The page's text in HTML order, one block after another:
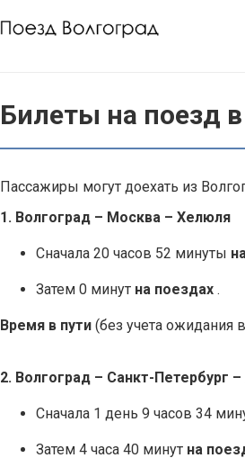
Билеты на поезд
Пассажиры могут доехать из
1. Волгоград – Москва – Хелюля
Сначала 20 часов 52 минуты
Затем 0 минут на поездах .
Время в пути (без учета ожидания
2. Волгоград – Санкт-Петербург
Сначала 1 день 9 часов 34
Затем 4 часа 40 минут на